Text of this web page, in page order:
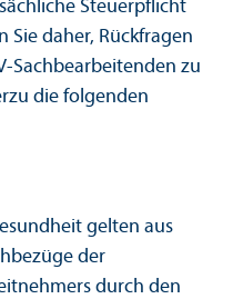
Steuerpflicht
Sie daher, Rückfragen
Sachbearbeitenden zu
die folgenden
gelten aus
der
durch den